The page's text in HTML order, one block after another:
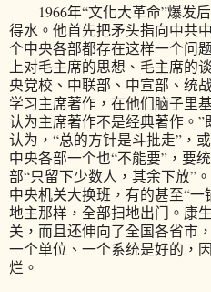
1966年“文化大革命”爆发
得水。他首先把矛头指向中共
个中央各部都存在这样一个问
上对毛主席的思想、毛主席的
央党校、中联部、中宣部、统
学习主席著作，在他们脑子里
认为主席著作不是经典著作。
认为，“总的方针是斗批走”，
中央各部一个也“不能要”，要
部“只留下少数人，其余下放”
中央机关大换班，有的甚至“
地主那样，全部扫地出门。康
关，而且还伸向了全国各省市
一个单位、一个系统是好的，
烂。